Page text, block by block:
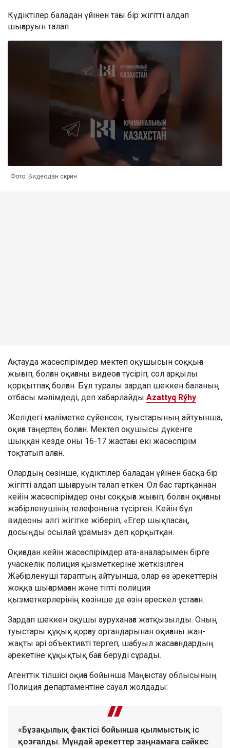
Күдіктілер баладан үйінен тағы бір жігітті алдап
шығаруын талап
Фото: Видеодан скрин
Ақтауда жасөспірімдер мектеп оқушысын соққыға
жығып, болған оқиғаны видеоға түсіріп, сол арқылы
қорқытпақ болған. Бұл туралы зардап шеккен баланың
отбасы мәлімдеді, деп хабарлайды Azattyq Rýhy.
Желідегі мәліметке сүйенсек, туыстарының айтуынша,
оқиға таңертең болған. Мектеп оқушысы дүкенге
шыққан кезде оны 16-17 жастағы екі жасөспірім
тоқтатып алған.
Олардың сөзінше, күдіктілер баладан үйінен басқа бір
жігітті алдап шығаруын талап еткен. Ол бас тартқаннан
кейін жасөспірімдер оны соққыға жығып, болған оқиғаны
жәбірленушінің телефонына түсірген. Кейін бұл
видеоны әлгі жігітке жіберіп, «Егер шықпасаң,
досыңды осылай ұрамыз» деп қорқытқан.
Оқиғадан кейін жасөспірімдер ата-аналарымен бірге
учаскелік полиция қызметкеріне жеткізілген.
Жәбірленуші тараптың айтуынша, олар өз әрекеттерін
жоққа шығармаған және тіпті полиция
қызметкерлерінің көзінше де өзін өрескел ұстаған.
Зардап шеккен оқушы ауруханаға жатқызылды. Оның
туыстары құқық қорғау органдарынан оқиғаны жан-
жақты әрі объективті тергеп, шабуыл жасағандардың
әрекетіне құқықтық баға беруді сұрады.
Агенттік тілшісі оқиға бойынша Маңғыстау облысының
Полиция департаментіне сауал жолдады:
«Бұзақылық фактісі бойынша қылмыстық іс
қозғалды. Мұндай әрекеттер заңнамаға сәйкес